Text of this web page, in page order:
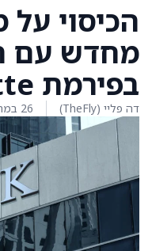
הכיסוי
מחדש עם
בפירמת Keefe Bruyette
דה פליי (TheFly) 26 במרץ 2026